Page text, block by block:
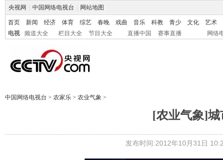
央视网 中国网络电视台 网站地图
首页 新闻 经济 体育 综艺 春晚 戏曲 音乐 科教 青少 文化
艺术
电视
频道大全 栏目大全 节目大全 直播中国 赛事直播 网络
中国网络电视台 > 农家乐 > 农业气象 >
[农业气象]城
发布时间:2012年10月31日